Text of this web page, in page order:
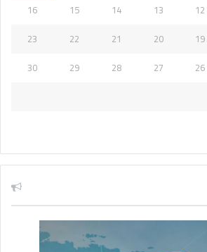
12
13
14
15
16
19
20
21
22
23
26
27
28
29
30